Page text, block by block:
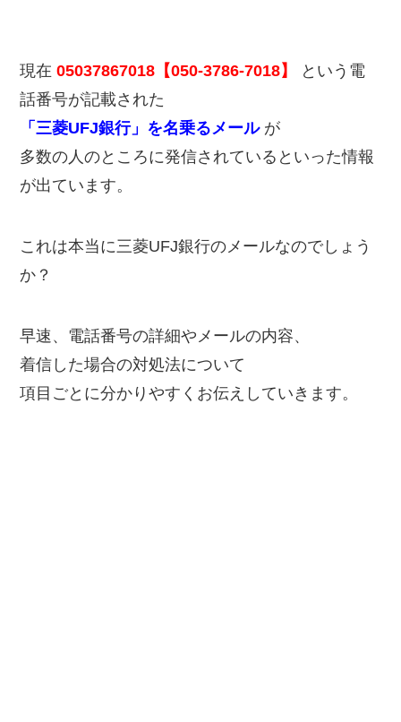
現在05037867018【050-3786-7018】
という電
話番号が記載された
「三菱UFJ銀行」を名乗るメールが
多数の人のところに発信されているといった情報
が出ています。
これは本当に三菱UFJ銀行のメールなのでしょう
か？
早速、電話番号の詳細やメールの内容、
着信した場合の対処法について
項目ごとに分かりやすくお伝えしていきます。